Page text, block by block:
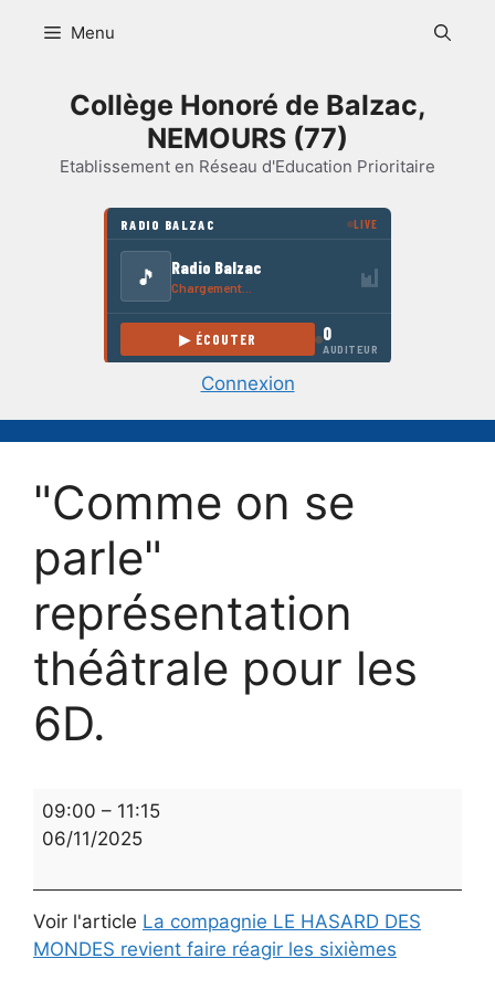
Menu
Collège Honoré de Balzac,
NEMOURS (77)
Etablissement en Réseau d'Education Prioritaire
Connexion
"Comme on se
parle"
représentation
théâtrale pour les
6D.
"Comme
on
représentation
théâtrale
09:00 – 11:15
06/11/2025
Voir l'article La compagnie LE HASARD DES
MONDES revient faire réagir les sixièmes